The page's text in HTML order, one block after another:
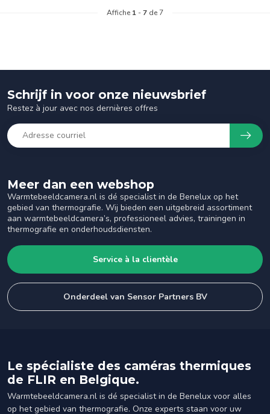
Affiche 1 -7 de 7
Meer dan een webshop
Warmtebeeldcamera.nl is dé specialist in de Benelux op het
gebied van thermografie. Wij bieden een uitgebreid assortiment
aan warmtebeeldcamera’s, professioneel advies, trainingen in
thermografie en onderhoudsdiensten.
Service à la clientèle
Onderdeel van Sensor Partners BV
Schrijf in voor onze nieuwsbrief
Restez à jour avec nos dernières offres
Le spécialiste des caméras thermiques
de FLIR en Belgique.
Warmtebeeldcamera.nl is dé specialist in de Benelux voor alles
op het gebied van thermografie. Onze experts staan voor uw